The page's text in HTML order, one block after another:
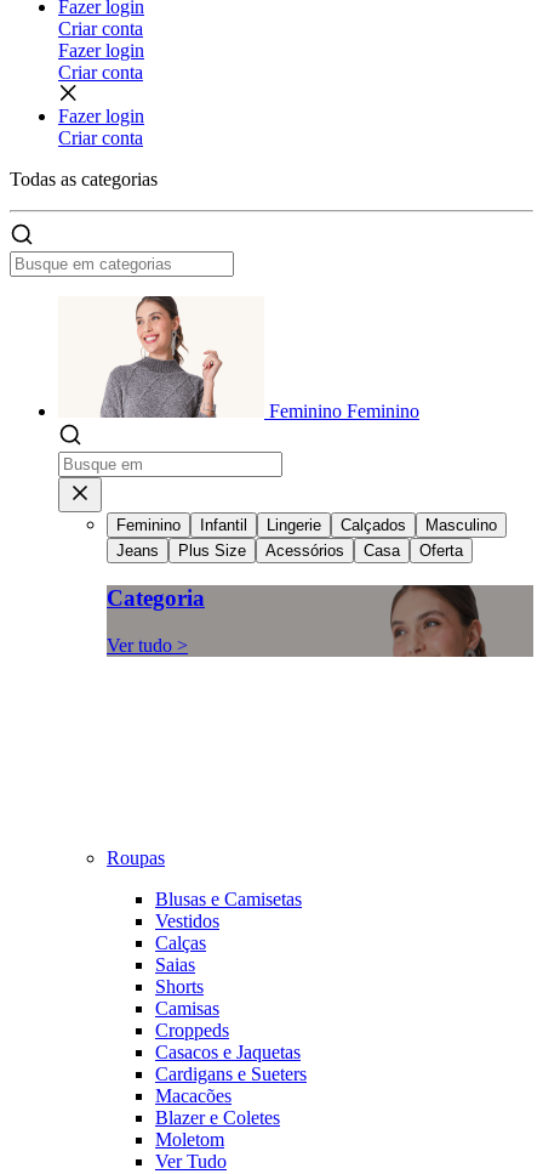
Fazer login
Criar conta
Fazer login
Criar conta
Fazer login
Criar conta
Todas as categorias
Feminino Feminino
Feminino Infantil Lingerie Calçados
Masculino
Jeans
Plus Size Acessórios Casa Oferta
Categoria
Ver tudo >
Roupas
Blusas e Camisetas
Vestidos
Calças
Saias
Shorts
Camisas
Croppeds
Casacos e Jaquetas
Cardigans e Sueters
Macacões
Blazer e Coletes
Moletom
Ver Tudo